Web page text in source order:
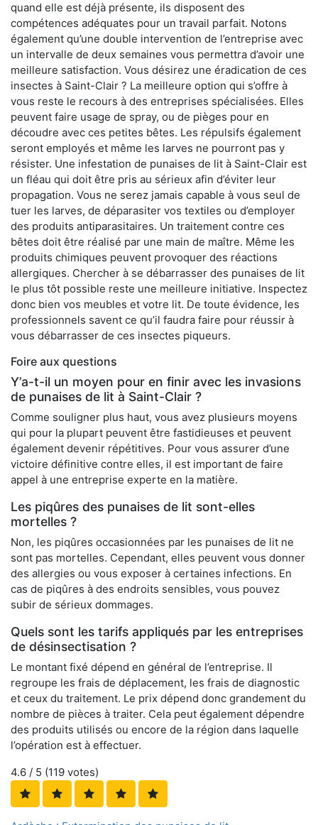
quand elle est déjà présente, ils disposent des
compétences adéquates pour un travail parfait. Notons
également qu’une double intervention de l’entreprise avec
un intervalle de deux semaines vous permettra d’avoir une
meilleure satisfaction. Vous désirez une éradication de ces
insectes à Saint-Clair ? La meilleure option qui s’offre à
vous reste le recours à des entreprises spécialisées. Elles
peuvent faire usage de spray, ou de pièges pour en
découdre avec ces petites bêtes. Les répulsifs également
seront employés et même les larves ne pourront pas y
résister. Une infestation de punaises de lit à Saint-Clair est
un fléau qui doit être pris au sérieux afin d’éviter leur
propagation. Vous ne serez jamais capable à vous seul de
tuer les larves, de déparasiter vos textiles ou d’employer
des produits antiparasitaires. Un traitement contre ces
bêtes doit être réalisé par une main de maître. Même les
produits chimiques peuvent provoquer des réactions
allergiques. Chercher à se débarrasser des punaises de lit
le plus tôt possible reste une meilleure initiative. Inspectez
donc bien vos meubles et votre lit. De toute évidence, les
professionnels savent ce qu’il faudra faire pour réussir à
vous débarrasser de ces insectes piqueurs.
Foire aux questions
Y’a-t-il un moyen pour en finir avec les invasions
de punaises de lit à Saint-Clair ?
Comme souligner plus haut, vous avez plusieurs moyens
qui pour la plupart peuvent être fastidieuses et peuvent
également devenir répétitives. Pour vous assurer d’une
victoire définitive contre elles, il est important de faire
appel à une entreprise experte en la matière.
Les piqûres des punaises de lit sont-elles
mortelles ?
Non, les piqûres occasionnées par les punaises de lit ne
sont pas mortelles. Cependant, elles peuvent vous donner
des allergies ou vous exposer à certaines infections. En
cas de piqûres à des endroits sensibles, vous pouvez
subir de sérieux dommages.
Quels sont les tarifs appliqués par les entreprises
de désinsectisation ?
Le montant fixé dépend en général de l’entreprise. Il
regroupe les frais de déplacement, les frais de diagnostic
et ceux du traitement. Le prix dépend donc grandement du
nombre de pièces à traiter. Cela peut également dépendre
des produits utilisés ou encore de la région dans laquelle
l’opération est à effectuer.
4.6 / 5 (119 votes)